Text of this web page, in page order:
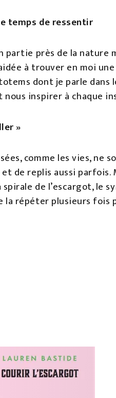
temps de ressentir
partie près de la nature
aidée à trouver en moi
dont je parle dans
nous inspirer à chaque
»
comme les vies, ne
de replis aussi parfois.
spirale de l’escargot,
répéter plusieurs fois